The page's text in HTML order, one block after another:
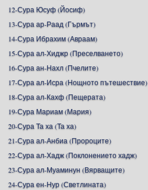
12-Сура Юсуф (Йосиф)
13-Сура ар-Раад (Гърмът)
14-Сура Ибрахим (Авраам)
15-Сура ал-Хиджр (Преселването)
16-Сура ан-Нахл (Пчелите)
17-Сура ал-Исра (Нощното пътешествие)
18-Сура ал-Кахф (Пещерата)
19-Сура Мариам (Мария)
20-Сура Та ха (Та ха)
21-Сура ал-Анбиа (Пророците)
22-Сура ал-Хадж (Поклонението хадж)
23-Сура ал-Муаминун (Вярващите)
24-Сура ен-Нур (Светлината)